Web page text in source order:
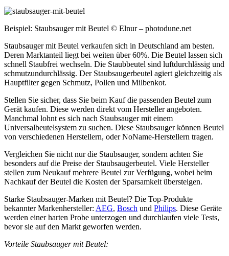
Beispiel: Staubsauger mit Beutel © Elnur – photodune.net
Staubsauger mit Beutel verkaufen sich in Deutschland am besten.
Deren Marktanteil liegt bei weiten über 60%. Die Beutel lassen sich
schnell Staubfrei wechseln. Die Staubbeutel sind luftdurchlässig und
schmutzundurchlässig. Der Staubsaugerbeutel agiert gleichzeitig als
Hauptfilter gegen Schmutz, Pollen und Milbenkot.
Stellen Sie sicher, dass Sie beim Kauf die passenden Beutel zum
Gerät kaufen. Diese werden direkt vom Hersteller angeboten.
Manchmal lohnt es sich nach Staubsauger mit einem
Universalbeutelsystem zu suchen. Diese Staubsauger können Beutel
von verschiedenen Herstellern, oder NoName-Herstellern tragen.
Vergleichen Sie nicht nur die Staubsauger, sondern achten Sie
besonders auf die Preise der Staubsaugerbeutel. Viele Hersteller
stellen zum Neukauf mehrere Beutel zur Verfügung, wobei beim
Nachkauf der Beutel die Kosten der Sparsamkeit übersteigen.
Starke Staubsauger-Marken mit Beutel? Die Top-Produkte
bekannter Markenhersteller: AEG, Bosch und Philips. Diese Geräte
werden einer harten Probe unterzogen und durchlaufen viele Tests,
bevor sie auf den Markt geworfen werden.
Vorteile Staubsauger mit Beutel: